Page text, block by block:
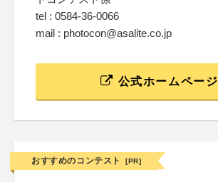
tel : 0584-36-0066
mail : photocon@asalite.co.jp
公式ホームページ
おすすめのコンテスト [PR]